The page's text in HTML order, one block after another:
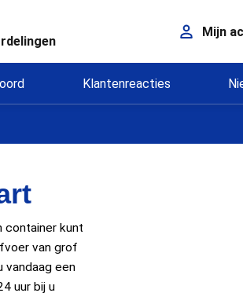
Mijn
Klantenreacties
container kunt
van grof
vandaag een
uur bij u